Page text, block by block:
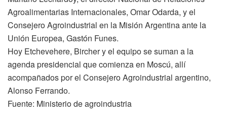
Agroalimentarias Internacionales, Omar Odarda, y el
Consejero Agroindustrial en la Misión Argentina ante la
Unión Europea, Gastón Funes.
Hoy Etchevehere, Bircher y el equipo se suman a la
agenda presidencial que comienza en Moscú, allí
acompañados por el Consejero Agroindustrial argentino,
Alonso Ferrando.
Fuente: Ministerio de agroindustria